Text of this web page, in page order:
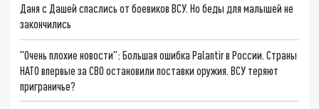
Даня с Дашей спаслись от боевиков ВСУ. Но беды для малышей не
закончились
"Очень плохие новости": Большая ошибка Palantir в России. Страны
НАТО впервые за СВО остановили поставки оружия. ВСУ теряют
приграничье?